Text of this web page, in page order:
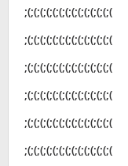
;(;(;(;(;(;(;(;(;(;(;(;(;(;(
;(;(;(;(;(;(;(;(;(;(;(;(;(;(
;(;(;(;(;(;(;(;(;(;(;(;(;(;(
;(;(;(;(;(;(;(;(;(;(;(;(;(;(
;(;(;(;(;(;(;(;(;(;(;(;(;(;(
;(;(;(;(;(;(;(;(;(;(;(;(;(;(